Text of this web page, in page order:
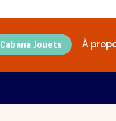
Cabana Jouets À